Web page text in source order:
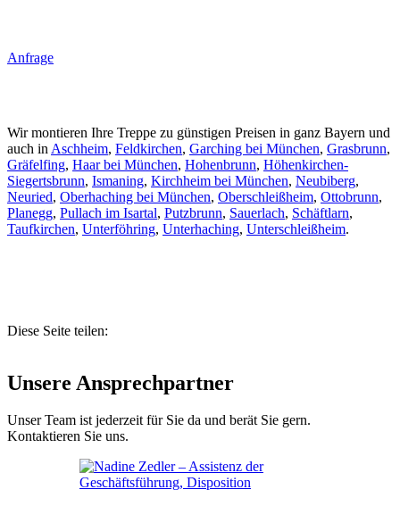
Anfrage
Wir montieren Ihre Treppe zu günstigen Preisen in ganz Bayern und
auch in Aschheim, Feldkirchen, Garching bei München, Grasbrunn,
Gräfelfing, Haar bei München, Hohenbrunn, Höhenkirchen-
Siegertsbrunn, Ismaning, Kirchheim bei München, Neubiberg,
Neuried, Oberhaching bei München, Oberschleißheim, Ottobrunn,
Planegg, Pullach im Isartal, Putzbrunn, Sauerlach, Schäftlarn,
Taufkirchen, Unterföhring, Unterhaching, Unterschleißheim.
Diese Seite teilen:
Unsere Ansprechpartner
Unser Team ist jederzeit für Sie da und berät Sie gern.
Kontaktieren Sie uns.